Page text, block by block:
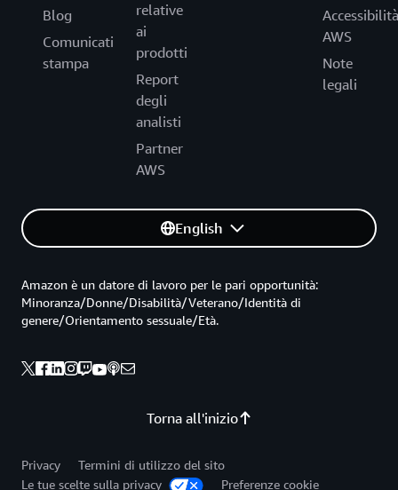
Blog
Comunicati
stampa
relative
ai
prodotti
Report
degli
analisti
Partner
AWS
Accessibilità
AWS
Note
legali
English
Torna all'inizio
Amazon è un datore di lavoro per le pari opportunità:
Minoranza/Donne/Disabilità/Veterano/Identità di
genere/Orientamento sessuale/Età.
Privacy
Termini di utilizzo del sito
Le tue scelte sulla privacy
Preferenze cookie